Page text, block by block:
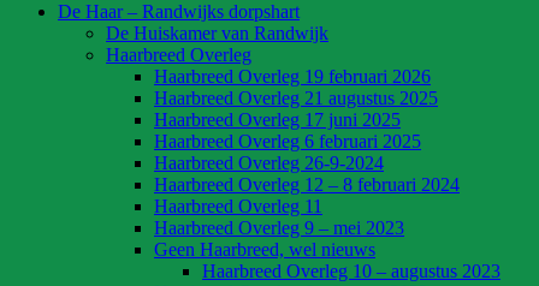
De Haar – Randwijks dorpshart
De Huiskamer van Randwijk
Haarbreed Overleg
Haarbreed Overleg 19 februari 2026
Haarbreed Overleg 21 augustus 2025
Haarbreed Overleg 17 juni 2025
Haarbreed Overleg 6 februari 2025
Haarbreed Overleg 26-9-2024
Haarbreed Overleg 12 – 8 februari 2024
Haarbreed Overleg 11
Haarbreed Overleg 9 – mei 2023
Geen Haarbreed, wel nieuws
Haarbreed Overleg 10 – augustus 2023